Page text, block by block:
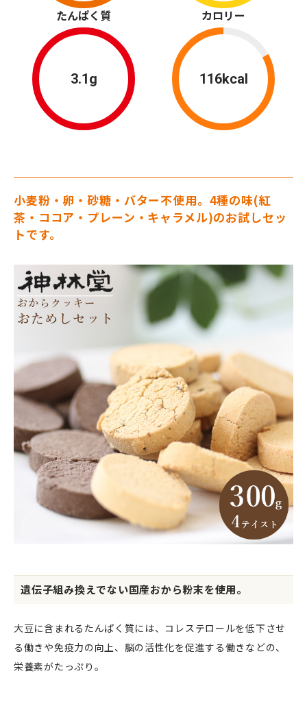
3.1g
たんぱく質
116kcal
カロリー
小麦粉・卵・砂糖・バター不使用。4種の味(紅
茶・ココア・プレーン・キャラメル)のお試しセッ
トです。
遺伝子組み換えでない国産おから粉末を使用。
大豆に含まれるたんぱく質には、コレステロールを低下させ
る働きや免疫力の向上、脳の活性化を促進する働きなどの、
栄養素がたっぷり。